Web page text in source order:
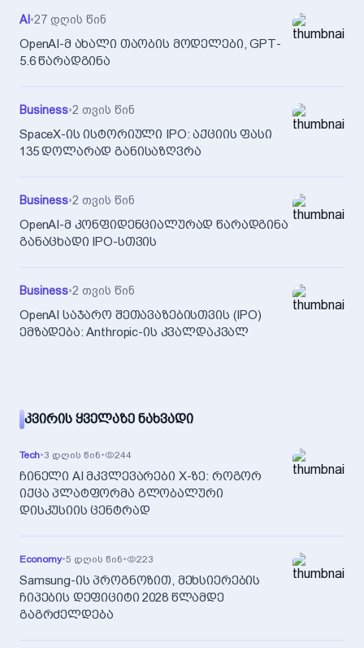
AI•27 დღის წინ
OpenAI-მ ახალი თაობის მოდელები, GPT-
5.6 წარადგინა
Business•2 თვის წინ
SpaceX-ის ისტორიული IPO: აქციის ფასი
135 დოლარად განისაზღვრა
Business•2 თვის წინ
OpenAI-მ კონფიდენციალურად წარადგინა
განაცხადი IPO-სთვის
Business•2 თვის წინ
OpenAI საჯარო შეთავაზებისთვის (IPO)
ემზადება: Anthropic-ის კვალდაკვალ
ᲙᲕᲘᲠᲘᲡ ᲧᲕᲔᲚᲐᲖᲔ ᲜᲐᲮᲕᲐᲓᲘ
Tech•3 დღის წინ• 244
ჩინელი AI მკვლევარები X-ზე: როგორ
იქცა პლატფორმა გლობალური
დისკუსიის ცენტრად
Economy•5 დღის წინ• 223
Samsung-ის პროგნოზით, მეხსიერების
ჩიპების დეფიციტი 2028 წლამდე
გაგრძელდება